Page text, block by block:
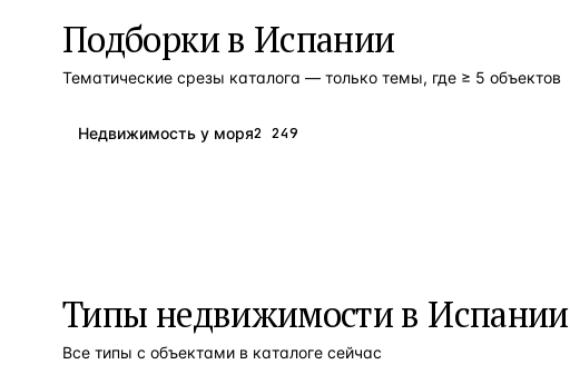
Подборки в Испании
Тематические срезы каталога — только темы, где ≥ 5 объектов
Недвижимость у моря2 249
Типы недвижимости в Испании
Все типы с объектами в каталоге сейчас